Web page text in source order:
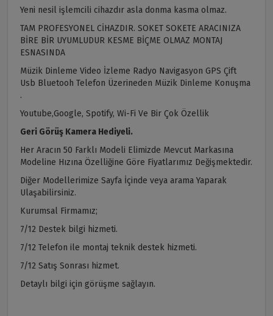
Yeni nesil işlemcili cihazdır asla donma kasma olmaz.
TAM PROFESYONEL CİHAZDIR. SOKET SOKETE ARACINIZA
BİRE BİR UYUMLUDUR KESME BİÇME OLMAZ MONTAJ
ESNASINDA
Müzik Dinleme Video İzleme Radyo Navigasyon GPS Çift
Usb Bluetooh Telefon Üzerineden Müzik Dinleme Konuşma
.
Youtube,Google, Spotify, Wi-Fi Ve Bir Çok Özellik
Geri Görüş Kamera Hediyeli.
Her Aracın 50 Farklı Modeli Elimizde Mevcut Markasına
Modeline Hızına Özelliğine Göre Fiyatlarımız Değişmektedir.
Diğer Modellerimize Sayfa İçinde veya arama Yaparak
Ulaşabilirsiniz.
Kurumsal Firmamız;
7/12 Destek bilgi hizmeti.
7/12 Telefon ile montaj teknik destek hizmeti.
7/12 Satış Sonrası hizmet.
Detaylı bilgi için görüşme sağlayın.